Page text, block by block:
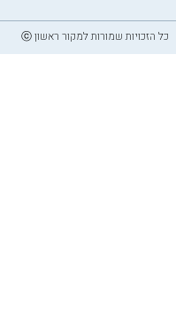
כל הזכויות שמורות למקור ראשון ⓒ